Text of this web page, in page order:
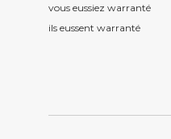
vous eussiez warranté
ils eussent warranté